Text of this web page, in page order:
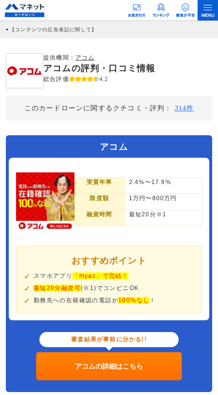
【コンテンツの広告表記に関して】
社に対して企業から紹介報酬が支払われるという収益モデルです。 ただし、特定の
商品を根拠なくPRするものではなく、当編集部の調査／ユーザーへの口コミ収集な
どに基づき、公平性を担保した情報提供を行っています。
>提携企業一覧
提供機関： アコム
アコムの評判・口コミ情報
総合評価 4.2
このカードローンに関するクチコミ・評判： 314件
アコム
実質年率 2.4%〜17.9%
限度額 1万円〜800万円
融資時間 最短20分※1
おすすめポイント
スマホアプリ
「myac」で完結！
最短20分融資可(※1)でコンビニOK
勤務先への在籍確認の電話が100%なし ！
審査結果が事前に分かる!!
アコムの詳細はこちら